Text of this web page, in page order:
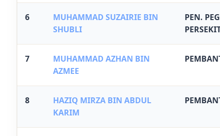
6
MUHAMMAD SUZAIRIE BIN
SHUBLI
PEN.
7
MUHAMMAD AZHAN BIN
AZMEE
8
HAZIQ MIRZA BIN ABDUL
KARIM